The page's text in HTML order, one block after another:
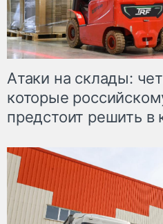
Атаки на склады:
которые
предстоит решить в